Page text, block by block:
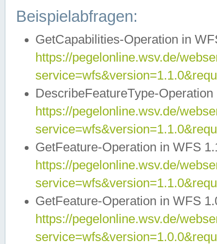
Beispielabfragen:
GetCapabilities-Operation in
https://pegelonline.wsv.de/
DescribeFeatureType-
https://pegelonline.wsv.de/
GetFeature-Operation in WFS
https://pegelonline.wsv.de/
GetFeature-Operation in WFS
https://pegelonline.wsv.de/